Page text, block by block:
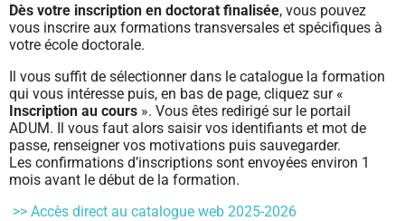
Dès votre inscription en doctorat finalisée, vous pouvez
vous inscrire aux formations transversales et spécifiques à
votre école doctorale.
Il vous suffit de sélectionner dans le catalogue la formation
qui vous intéresse puis, en bas de page, cliquez sur «
Inscription au cours ». Vous êtes redirigé sur le portail
ADUM. Il vous faut alors saisir vos identifiants et mot de
passe, renseigner vos motivations puis sauvegarder.
Les confirmations d’inscriptions sont envoyées environ 1
mois avant le début de la formation.
>> Accès direct au catalogue web 2025-2026